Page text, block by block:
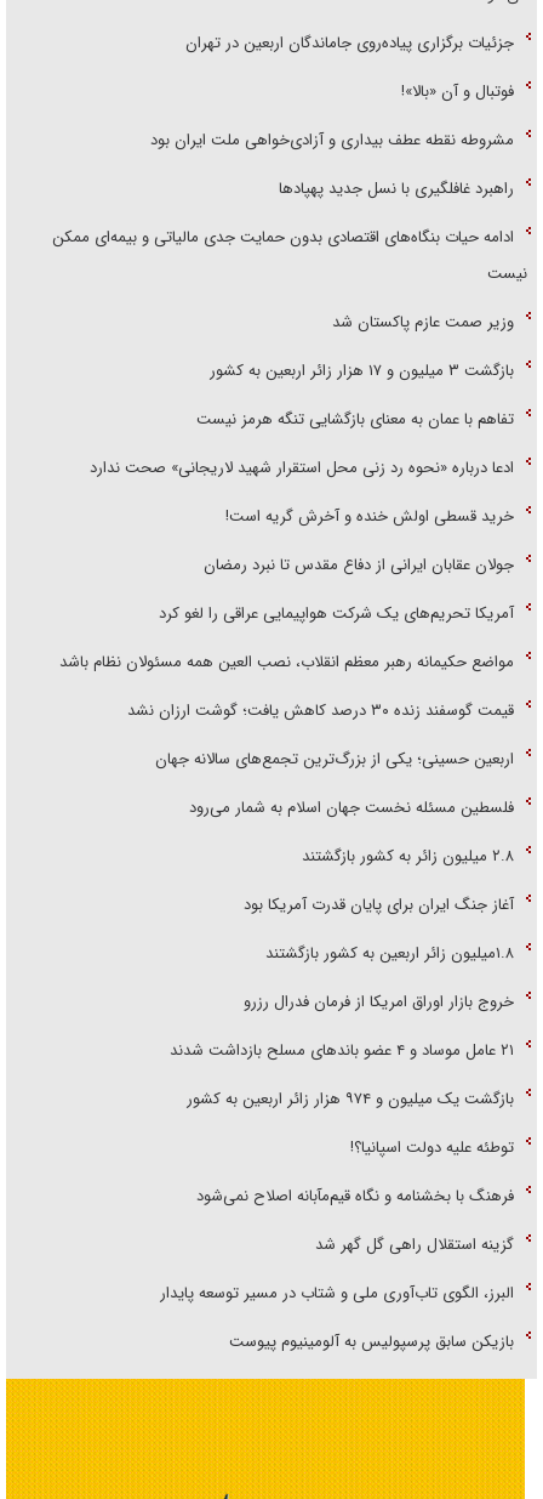
جزئیات برگزاری پیاده‌روی جاماندگان اربعین در تهران
فوتبال و آن «بالا»!
مشروطه نقطه عطف بیداری و آزادی‌خواهی ملت ایران بود
راهبرد غافلگیری با نسل جدید پهپاد‌ها
ادامه حیات بنگاه‌های اقتصادی بدون حمایت جدی مالیاتی و بیمه‌ای ممکن
نیست
وزیر صمت عازم پاکستان شد
بازگشت ۳ میلیون و ۱۷ هزار زائر اربعین به کشور
تفاهم با عمان به معنای بازگشایی تنگه هرمز نیست
ادعا درباره «نحوه رد زنی محل استقرار شهید لاریجانی» صحت ندارد
خرید قسطی اولش خنده و آخرش گریه است!
جولان عقابان ایرانی از دفاع مقدس تا نبرد رمضان
آمریکا تحریم‌های یک شرکت هواپیمایی عراقی را لغو کرد
مواضع حکیمانه رهبر معظم انقلاب، نصب العین همه مسئولان نظام باشد
قیمت گوسفند زنده ۳۰ درصد کاهش یافت؛ گوشت ارزان نشد
اربعین حسینی؛ یکی از بزرگ‌ترین تجمع‌های سالانه جهان
فلسطین مسئله نخست جهان اسلام به شمار می‌رود
۲.۸ میلیون زائر به کشور بازگشتند
آغاز جنگ ایران برای پایان قدرت آمریکا بود
۱.۸میلیون زائر اربعین به کشور بازگشتند
خروج بازار اوراق امریکا از فرمان فدرال رزرو
۲۱ عامل موساد و ۴ عضو باند‌های مسلح بازداشت شدند
بازگشت یک میلیون و ۹۷۴ هزار زائر اربعین به کشور
توطئه علیه دولت اسپانیا؟!
فرهنگ با بخشنامه و نگاه قیم‌مآبانه اصلاح نمی‌شود
گزینه استقلال راهی گل گهر شد
البرز، الگوی تاب‌آوری ملی و شتاب در مسیر توسعه پایدار
بازیکن سابق پرسپولیس به آلومینیوم پیوست